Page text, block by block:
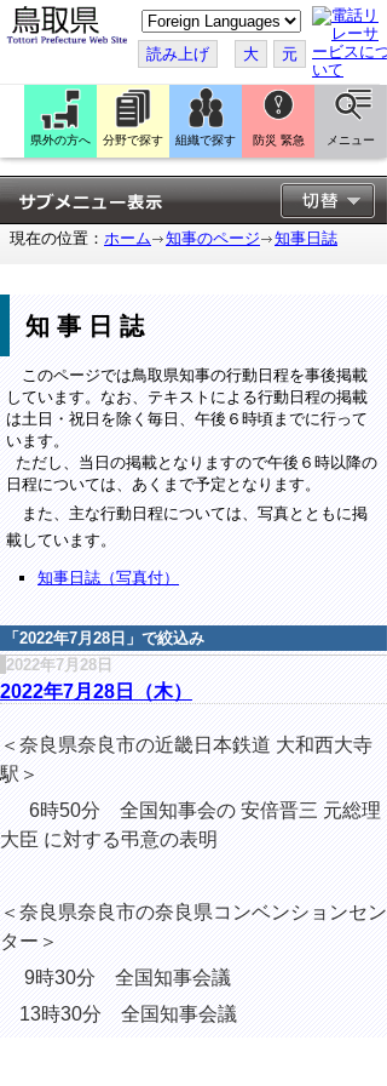
こ
の
ペ
ー
ジ
翻
訳
す
る
読み上げ 大 元
県外の方へ 分野で探す 組織で探す 防災 緊急 メニュー
現在の位置： ホーム 知事のページ 知事日誌
知事日誌
このページでは鳥取県知事の行動日程を事後掲載
しています。なお、テキストによる行動日程の掲載
は土日・祝日を除く毎日、午後６時頃までに行って
います。
ただし、当日の掲載となりますので午後６時以降の
日程については、あくまで予定となります。
また、主な行動日程については、写真とともに掲
載しています。
知事日誌（写真付）
「 2022年7月28日 」で絞込み
2022年7月28日
2022年7月28日（木）
＜奈良県奈良市の近畿日本鉄道 大和西大寺
駅＞
6時50分 全国知事会の 安倍晋三 元総理
大臣 に対する弔意の表明
＜奈良県奈良市の奈良県コンベンションセン
ター＞
9時30分 全国知事会議
13時30分 全国知事会議